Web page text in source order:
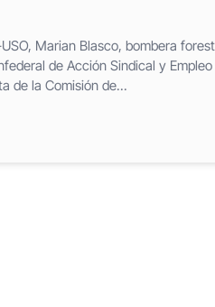
Marian Blasco, bombera
de Acción Sindical y
de la Comisión de...